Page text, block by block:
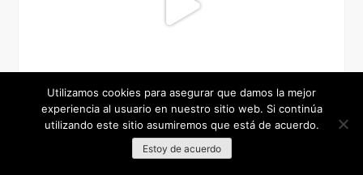
Utilizamos cookies para asegurar que damos la mejor
experiencia al usuario en nuestro sitio web. Si continúa
utilizando este sitio asumiremos que está de acuerdo.
Estoy de acuerdo